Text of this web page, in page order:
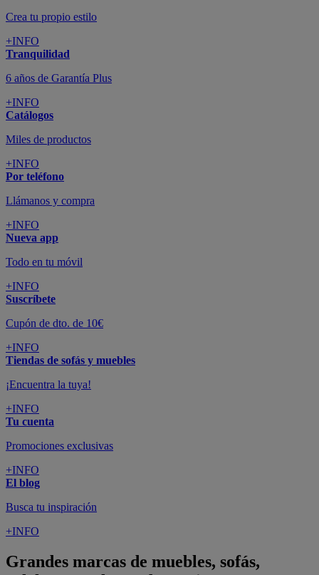
Crea tu propio estilo
+INFO
Tranquilidad
6 años de Garantía Plus
+INFO
Catálogos
Miles de productos
+INFO
Por teléfono
Llámanos y compra
+INFO
Nueva app
Todo en tu móvil
+INFO
Suscríbete
Cupón de dto. de 10€
+INFO
Tiendas de sofás y muebles
¡Encuentra la tuya!
+INFO
Tu cuenta
Promociones exclusivas
+INFO
El blog
Busca tu inspiración
+INFO
Grandes marcas de muebles, sofás,